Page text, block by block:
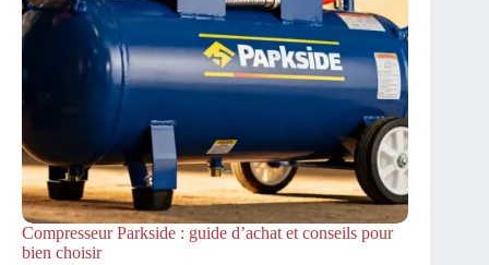
Compresseur Parkside : guide d’achat et conseils pour
bien choisir